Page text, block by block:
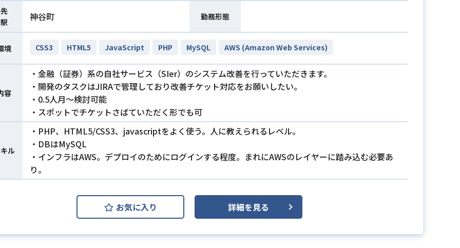
神谷町 勤務形態
境 CSS3 HTML5 JavaScript PHP MySQL AWS (Amazon Web Services)
容
・金融（証券）系の自社サービス（SIer）のシステム改善を行っていただきます。
・開発のタスクはJIRAで管理しており改善チケット対応をお願いしたい。
・0.5人月～検討可能
・スポットでチケットさばていただく形でも可
ル
・PHP、HTML5/CSS3、javascriptをよく使う。人に教えられるレベル。
・DBはMySQL
・インフラはAWS。デプロイのためにログインする程度。まれにAWSのレイヤーに踏み込む必要あ
り。
お気に入り 詳細を見る